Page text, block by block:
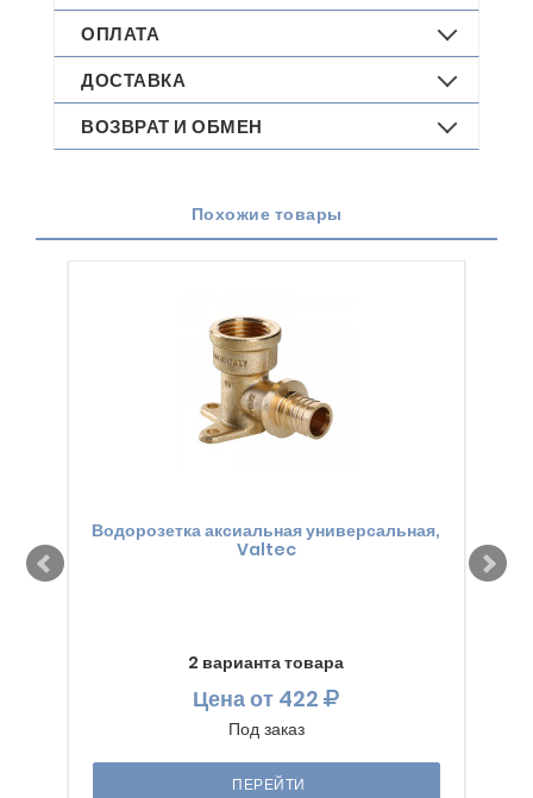
ОПЛАТА
ДОСТАВКА
ВОЗВРАТ И ОБМЕН
Похожие товары
Водорозетка аксиальная универсальная,
Valtec
2 варианта товара
Ценаот 422
Под заказ
ПЕРЕЙТИ